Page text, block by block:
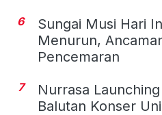
6
Sungai Musi Hari
Menurun,
Pencemaran
7
Nurrasa
Balutan Konser